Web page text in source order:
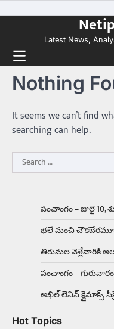
to
Latest News,
Nothing
It seems we can’t find
searching can help.
Search
for:
పంచాంగం – జులై 10,
భలే మంచి
తిరుమల వెళ్లేవారికి
పంచాంగం – గురువారం
అఖిల్‌ లెనిన్ క్లైమాక్స్‌
Hot Topics
800.
4
ఏంది
బోమ్మ
ఉత్తర